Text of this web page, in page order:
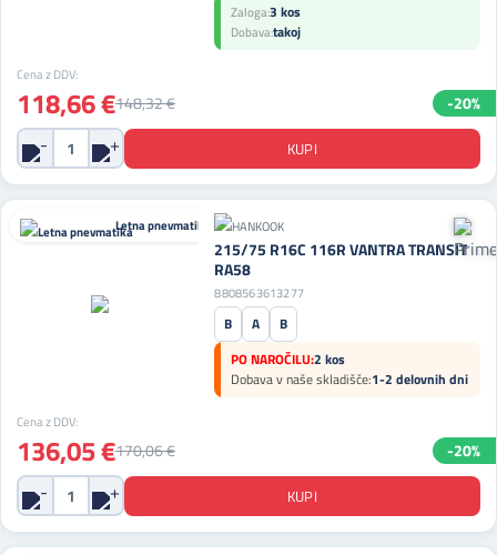
Zaloga:3 kos
Dobava:takoj
Cena z DDV:
118,66 €148,32 € -20%
Letna pnevmatika
215/75 R16C 116R VANTRA TRANSIT
RA58
8808563613277
B A
B
PO NAROČILU:2 kos
Dobava v naše skladišče:1-2 delovnih dni
Cena z DDV:
136,05 €170,06 € -20%